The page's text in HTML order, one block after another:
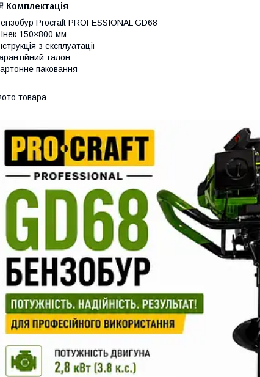
Комплектація
Procraft PROFESSIONAL GD68
150×800 мм
з експлуатації
талон
паковання
товара